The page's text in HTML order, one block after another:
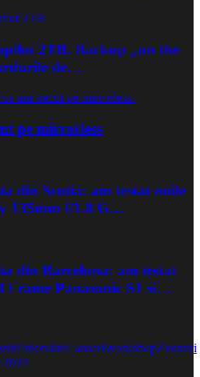
2TB. Backup „on the
de…
pe mirrorless
din Scotia: am testat noile
135mm f/1.8 G…
din Barcelona: am testat
Frame Panasonic S1 si…
InterviuriLansariWorkshopZvonuri